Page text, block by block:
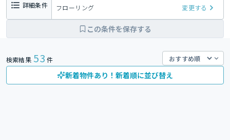
詳細条件 フローリング 変更する
この条件を保存する
検索結果 53 件
新着物件あり！新着順に並び替え